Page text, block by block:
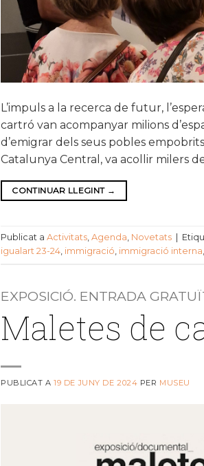
L’impuls a la recerca de futur,
cartró van acompanyar milions
d’emigrar dels seus pobles
Catalunya Central, va acollir milers
CONTINUAR LLEGINT →
Publicat a Activitats Agenda Novetats
igualart 23-24 immigració immigració interna
EXPOSICIÓ. ENTRADA
Maletes de
PUBLICAT A19 DE JUNY DE 2024 PER MUSEU